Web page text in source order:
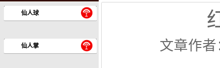
仙人球
仙人掌 文章作